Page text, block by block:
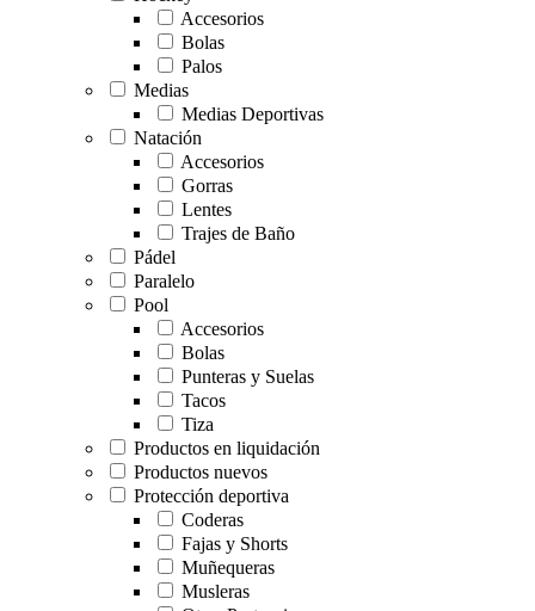
Accesorios
Bolas
Palos
Medias
Medias Deportivas
Natación
Accesorios
Gorras
Lentes
Trajes de Baño
Pádel
Paralelo
Pool
Accesorios
Bolas
Punteras y Suelas
Tacos
Tiza
Productos en liquidación
Productos nuevos
Protección deportiva
Coderas
Fajas y Shorts
Muñequeras
Musleras